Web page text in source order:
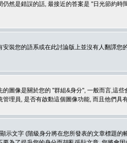
然是錯誤的話, 最接近的答案是 "日光節約
裝您的語系或在此討論版上並沒有人翻譯
圖像是關於您的 "群組&身分", 一般而言,這
理員, 是否有啟動這個圖像功能, 而且他們
示文字 (階級身分將在您所發表的文章標題